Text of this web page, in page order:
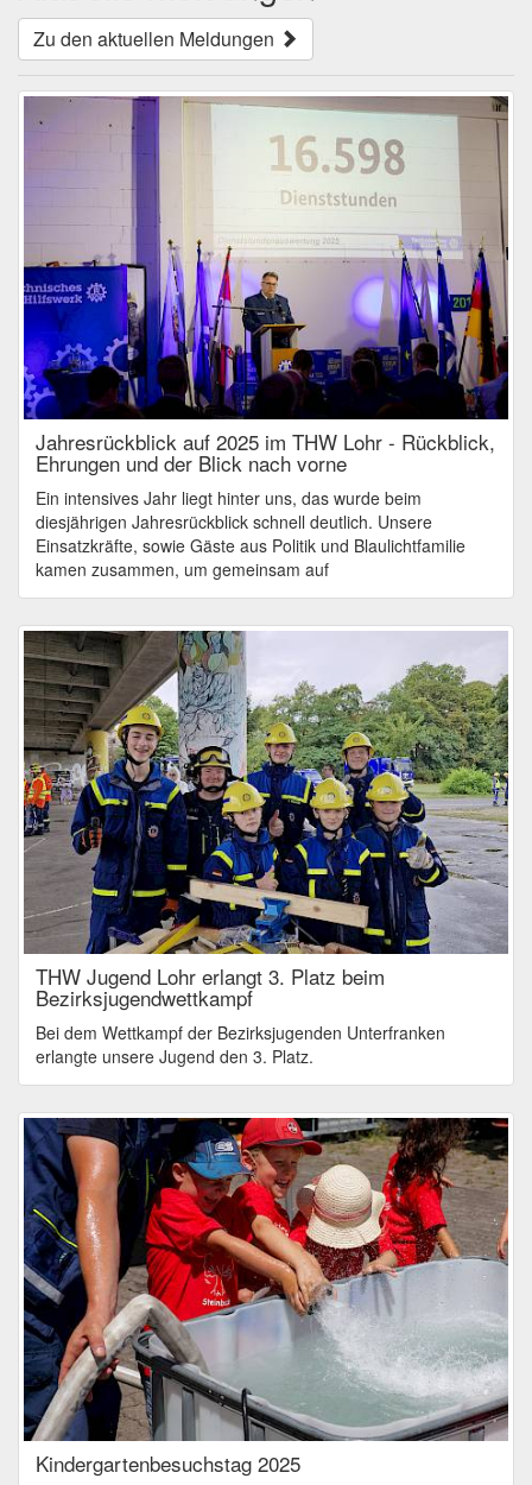
Zu den aktuellen Meldungen
Jahresrückblick auf 2025 im THW Lohr - Rückblick,
Ehrungen und der Blick nach vorne
Ein intensives Jahr liegt hinter uns, das wurde beim
diesjährigen Jahresrückblick schnell deutlich. Unsere
Einsatzkräfte, sowie Gäste aus Politik und Blaulichtfamilie
kamen zusammen, um gemeinsam auf
THW Jugend Lohr erlangt 3. Platz beim
Bezirksjugendwettkampf
Bei dem Wettkampf der Bezirksjugenden Unterfranken
erlangte unsere Jugend den 3. Platz.
Kindergartenbesuchstag 2025